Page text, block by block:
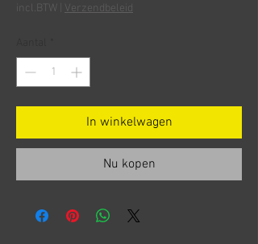
incl.BTW Verzendbeleid
In winkelwagen
Nu kopen